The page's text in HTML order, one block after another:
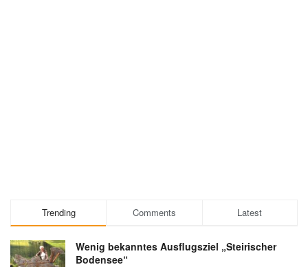
Trending Comments Latest
Wenig bekanntes Ausflugsziel „Steirischer
Bodensee“